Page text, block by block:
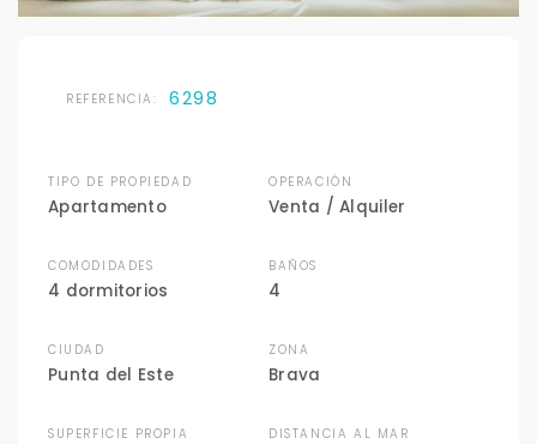
REFERENCIA: 6298
TIPO DE PROPIEDAD
Apartamento
OPERACIÓN
Venta / Alquiler
COMODIDADES
4 dormitorios
BAÑOS
4
CIUDAD
Punta del Este
ZONA
Brava
SUPERFICIE PROPIA DISTANCIA AL MAR